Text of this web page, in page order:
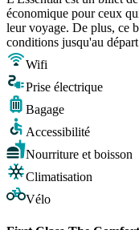
économique pour ceux
leur voyage. De plus, ce
conditions jusqu'au
Wifi
Prise électrique
Bagage
Accessibilité
Nourriture et boisson
Climatisation
Vélo